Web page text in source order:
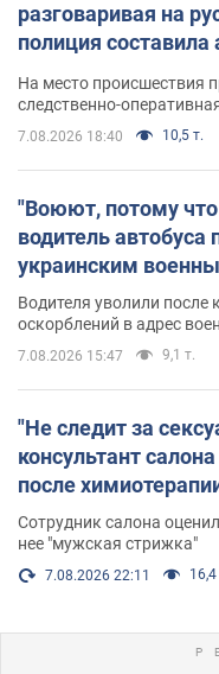
разговаривая на
полиция
На место происшествия
следственно-
7.08.2026 18:40 10,5 т.
"Воюют, потому
водитель
украинским
Водителя уволили
оскорблений в адрес
7.08.2026 15:47 9,1 т.
"Не следит за
консультант
после
Сотрудник салона
нее "мужская стрижка"
7.08.2026 22:11 16,4